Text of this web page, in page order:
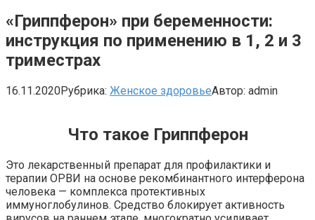
«Гриппферон» при беременности:
инструкция по применению в 1, 2 и 3
триместрах
16.11.2020Рубрика: Женское здоровьеАвтор: admin
Что такое Гриппферон
Это лекарственный препарат для профилактики и
терапии ОРВИ на основе рекомбинантного интерферона
человека — комплекса протективных
иммуноглобулинов. Средство блокирует активность